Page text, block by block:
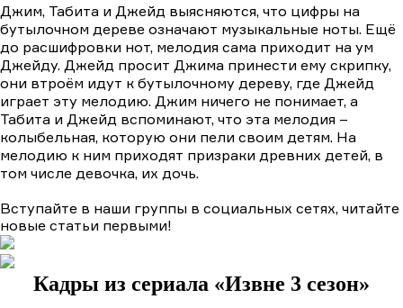
Джим, Табита и Джейд выясняются, что цифры на
бутылочном дереве означают музыкальные ноты. Ещё
до расшифровки нот, мелодия сама приходит на ум
Джейду. Джейд просит Джима принести ему скрипку,
они втроём идут к бутылочному дереву, где Джейд
играет эту мелодию. Джим ничего не понимает, а
Табита и Джейд вспоминают, что эта мелодия –
колыбельная, которую они пели своим детям. На
мелодию к ним приходят призраки древних детей, в
том числе девочка, их дочь.
Вступайте в наши группы в социальных сетях, читайте
новые статьи первыми!
Кадры из сериала «Извне 3 сезон»